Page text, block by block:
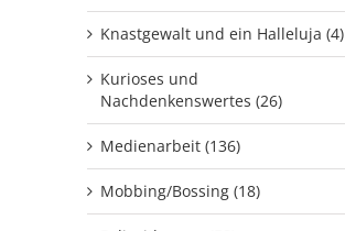
Knastgewalt und ein Halleluja (4)
Kurioses und
Nachdenkenswertes (26)
Medienarbeit (136)
Mobbing/Bossing (18)